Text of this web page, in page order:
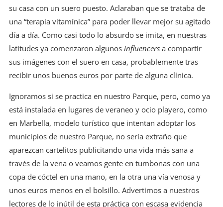
su casa con un suero puesto. Aclaraban que se trataba de
una “terapia vitamínica” para poder llevar mejor su agitado
día a día. Como casi todo lo absurdo se imita, en nuestras
latitudes ya comenzaron algunos influencersa compartir
sus imágenes con el suero en casa, probablemente tras
recibir unos buenos euros por parte de alguna clínica.
Ignoramos si se practica en nuestro Parque, pero, como ya
está instalada en lugares de veraneo y ocio playero, como
en Marbella, modelo turístico que intentan adoptar los
municipios de nuestro Parque, no sería extraño que
aparezcan cartelitos publicitando una vida más sana a
través de la vena o veamos gente en tumbonas con una
copa de cóctel en una mano, en la otra una vía venosa y
unos euros menos en el bolsillo. Advertimos a nuestros
lectores de lo inútil de esta práctica con escasa evidencia